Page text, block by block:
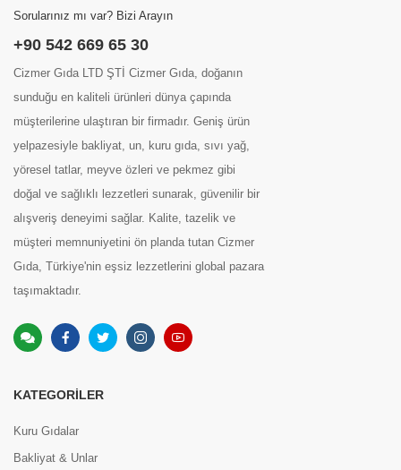
Sorularınız mı var? Bizi Arayın
+90 542 669 65 30
Cizmer Gıda LTD ŞTİ Cizmer Gıda, doğanın
sunduğu en kaliteli ürünleri dünya çapında
müşterilerine ulaştıran bir firmadır. Geniş ürün
yelpazesiyle bakliyat, un, kuru gıda, sıvı yağ,
yöresel tatlar, meyve özleri ve pekmez gibi
doğal ve sağlıklı lezzetleri sunarak, güvenilir bir
alışveriş deneyimi sağlar. Kalite, tazelik ve
müşteri memnuniyetini ön planda tutan Cizmer
Gıda, Türkiye'nin eşsiz lezzetlerini global pazara
taşımaktadır.
KATEGORILER
Kuru Gıdalar
Bakliyat & Unlar